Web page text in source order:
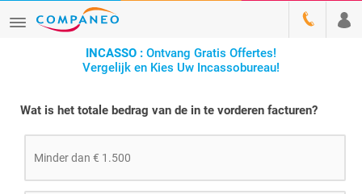
INCASSO : Ontvang Gratis Offertes!
Vergelijk en Kies Uw Incassobureau!
Wat is het totale bedrag van de in te vorderen facturen?
Minder dan € 1.500